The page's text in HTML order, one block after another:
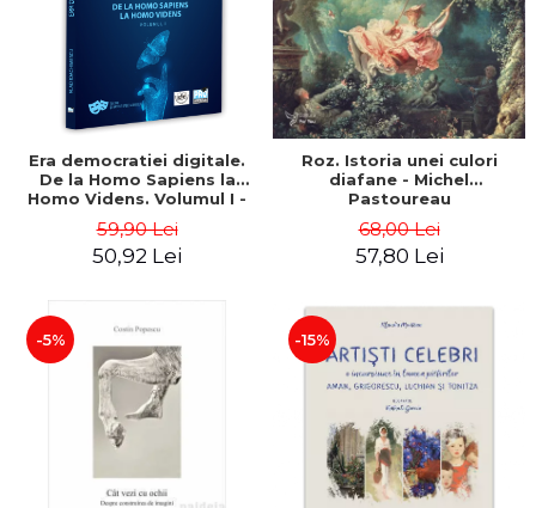
ADMINISTRATIVE
ȘTIINȚE ECONOMICE
ȘTIINȚE EXACTE
EDUCAȚIE FIZICĂ ȘI SPORT
PREUNIVERSITARIA
TIMP LIBER
ÎN CURS DE APARIȚIE
NOUTĂȚI
PACHETE DE STUDIU
PROMOȚIILE LUNII
ULTIMELE EXEMPLARE
Cum Cumpăr
Livrare
Politica de Retur
Formular de Retur
Distribuitori
Era democratiei digitale.
De la Homo Sapiens la
Homo Videns. Volumul I -
59,90 Lei
50,92 Lei
Roz. Istoria unei culori
diafane - Michel
Pastoureau
68,00 Lei
57,80 Lei
-5% -15%